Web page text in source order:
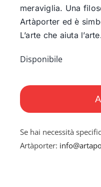
meraviglia. Una
Artàporter ed è
L’arte che aiuta
Disponibile
puzzle:
extremely
Se hai necessità
Artàporter: